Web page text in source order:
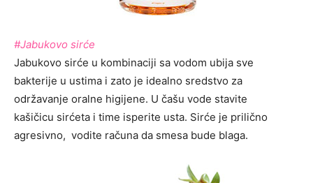
#Jabukovo sirće
Jabukovo sirće u kombinaciji sa vodom ubija sve
bakterije u ustima i zato je idealno sredstvo za
održavanje oralne higijene. U čašu vode stavite
kašičicu sirćeta i time isperite usta. Sirće je prilično
agresivno, vodite računa da smesa bude blaga.